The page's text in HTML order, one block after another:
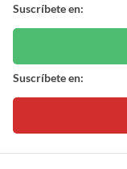
Suscríbete en:
Suscríbete en: